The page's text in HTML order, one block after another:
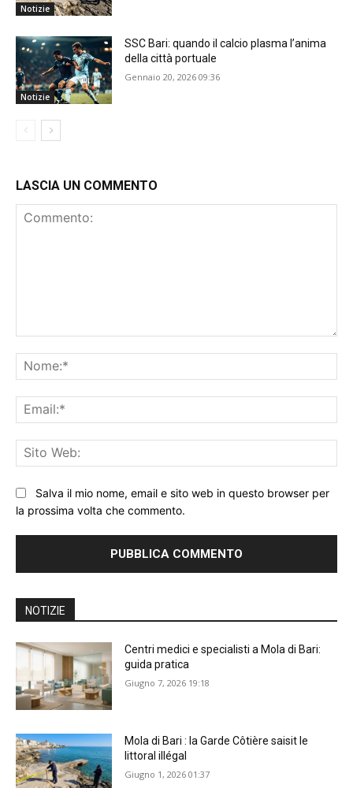
Notizie
Notizie
SSC Bari: quando il calcio plasma l’anima
della città portuale
Gennaio 20, 2026 09:36
LASCIA UN COMMENTO
Salva il mio nome, email e sito web in questo browser per
la prossima volta che commento.
NOTIZIE
Centri medici e specialisti a Mola di Bari:
guida pratica
Giugno 7, 2026 19:18
Mola di Bari : la Garde Côtière saisit le
littoral illégal
Giugno 1, 2026 01:37